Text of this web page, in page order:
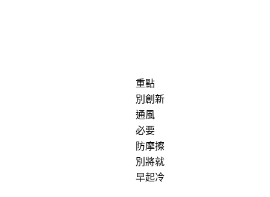
重點
別創新
通風
必要
防摩擦
別將就
早起冷